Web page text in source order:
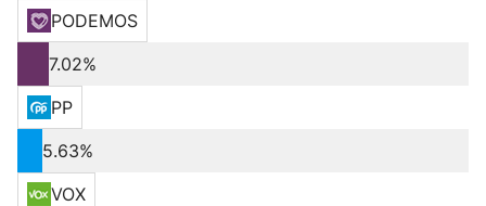
PODEMOS
7.02%
PP
5.63%
VOX